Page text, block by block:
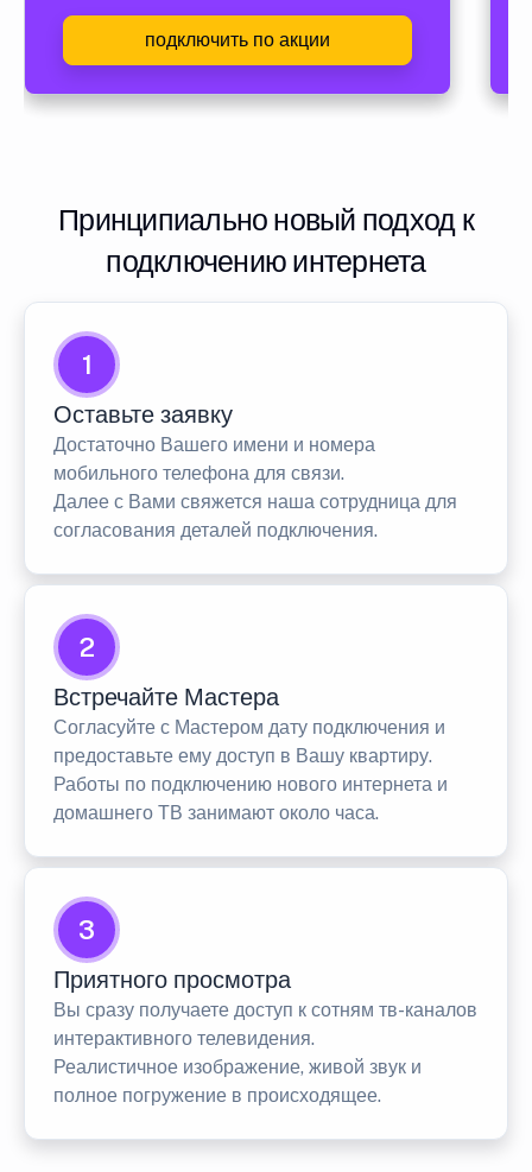
подключить по акции
Принципиально новый подход к
подключению интернета
1
Оставьте заявку
Достаточно Вашего имени и номера
мобильного телефона для связи.
Далее с Вами свяжется наша сотрудница для
согласования деталей подключения.
2
Встречайте Мастера
Согласуйте с Мастером дату подключения и
предоставьте ему доступ в Вашу квартиру.
Работы по подключению нового интернета и
домашнего ТВ занимают около часа.
3
Приятного просмотра
Вы сразу получаете доступ к сотням тв-каналов
интерактивного телевидения.
Реалистичное изображение, живой звук и
полное погружение в происходящее.